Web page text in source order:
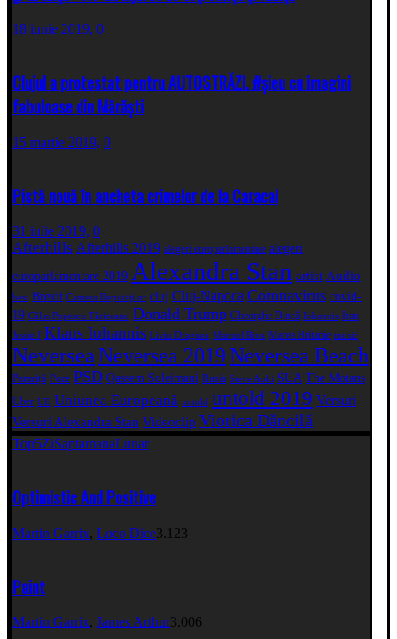
18 iunie 2019, 0
Clujul a protestat pentru AUTOSTRĂZI. #șieu cu imagini
fabuloase din Mărăști
15 martie 2019, 0
Pistă nouă în ancheta crimelor de la Caracal
31 iulie 2019, 0
Afterhills Afterhills 2019 alegeri europarlamentare alegeri
europarlamentare 2019 Alexandra Stan artist Audio
best Brexit Camera Deputaţilor cluj Cluj-Napoca Coronavirus covid-
19 Călin Popescu Tăriceanu Donald Trump Gheorghe Dincă Iohannis Iran
Jessie J Klaus Iohannis Liviu Dragnea Manuel Riva Marea Britanie music
NeverseaNeversea 2019Neversea Beach
Paraziții Poze PSD Qassem Soleimani Rusia Steve Aoki SUA The Motans
Uber UE Uniunea Europeană untold untold 2019 Versuri
Versuri Alexandra Stan Videoclip Viorica Dăncilă
Top5ZiSaptamanaLunar
Optimistic And Positive
Martin Garrix, Loco Dice3.123
Paint
Martin Garrix, James Arthur3.006